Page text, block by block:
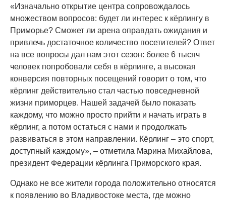
«Изначально открытие центра сопровождалось
множеством вопросов: будет ли интерес к кёрлингу в
Приморье? Сможет ли арена оправдать ожидания и
привлечь достаточное количество посетителей? Ответ
на все вопросы дал нам этот сезон: более 6 тысяч
человек попробовали себя в кёрлинге, а высокая
конверсия повторных посещений говорит о том, что
кёрлинг действительно стал частью повседневной
жизни приморцев. Нашей задачей было показать
каждому, что можно просто прийти и начать играть в
кёрлинг, а потом остаться с нами и продолжать
развиваться в этом направлении. Кёрлинг – это спорт,
доступный каждому», – отметила Марина Михайлова,
президент Федерации кёрлинга Приморского края.
Однако не все жители города положительно относятся
к появлению во Владивостоке места, где можно